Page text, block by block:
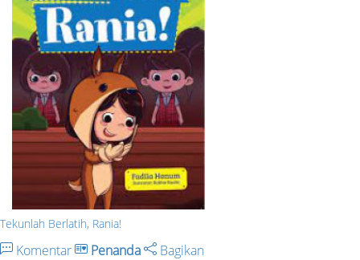
Tekunlah Berlatih, Rania!
Komentar Penanda Bagikan